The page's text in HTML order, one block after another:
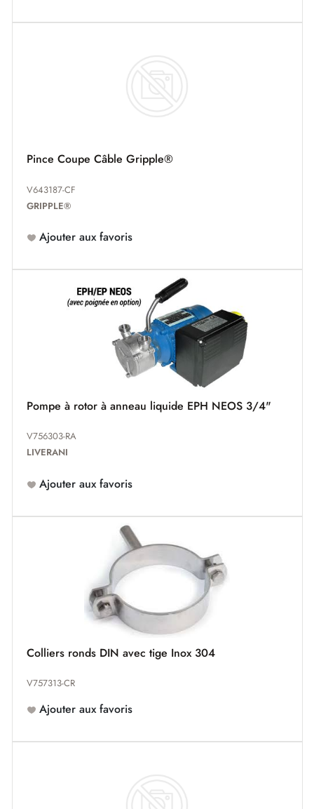
Pince Coupe Câble Gripple®
V643187-CF
GRIPPLE®
Ajouter aux favoris
Pompe à rotor à anneau liquide EPH NEOS 3/4"
V756303-RA
LIVERANI
Ajouter aux favoris
Colliers ronds DIN avec tige Inox 304
V757313-CR
Ajouter aux favoris